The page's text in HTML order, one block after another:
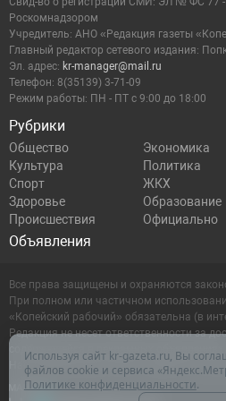
Рубрики
Общество
Экономика
Культура
Политика
Спорт
ЖКХ
Здоровье
Образование
Происшествия
Официально
Объявления
Роскомнадзором
Учредитель: АНО «Редакция газеты
Главный редактор сетевого издания:
Эл. адрес: kr-manager@mail.ru
Телефон: 8(35139) 3-71-09
Режим работы: ПН - ПТ с 9:00 до 18:00
Все права защищены и охраняются
При полном или частичном
«Копейский рабочий» обязательна (в
Редакция не несет ответственности за
содержащейся в рекламных объявлениях.
Настоящий ресурс может содержать
Используя сайт kr-gazeta.ru, Вы
файлов cookie и сервиса
Политике конфиденциальности.